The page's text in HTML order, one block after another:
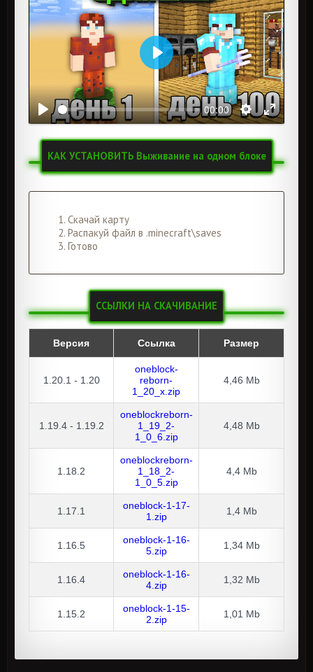
00:00
Воспроизвести
КАК УСТАНОВИТЬ Выживание на одном блоке
Скачай карту
Распакуй файл в .minecraft\saves
Готово
ССЫЛКИ НА СКАЧИВАНИЕ
Версия Ссылка Размер
1.20.1 - 1.20
oneblock-
reborn-
1_20_x.zip
4,46 Mb
1.19.4 - 1.19.2
oneblockreborn-
1_19_2-
1_0_6.zip
4,48 Mb
1.18.2
oneblockreborn-
1_18_2-
1_0_5.zip
4,4 Mb
1.17.1
oneblock-1-17-
1.zip
1,4 Mb
1.16.5
oneblock-1-16-
5.zip
1,34 Mb
1.16.4
oneblock-1-16-
4.zip
1,32 Mb
1.15.2
oneblock-1-15-
2.zip
1,01 Mb